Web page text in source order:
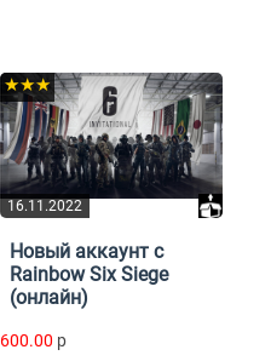
16.11.2022
★★★
Новый аккаунт с
Rainbow Six Siege
(онлайн)
600.00 p